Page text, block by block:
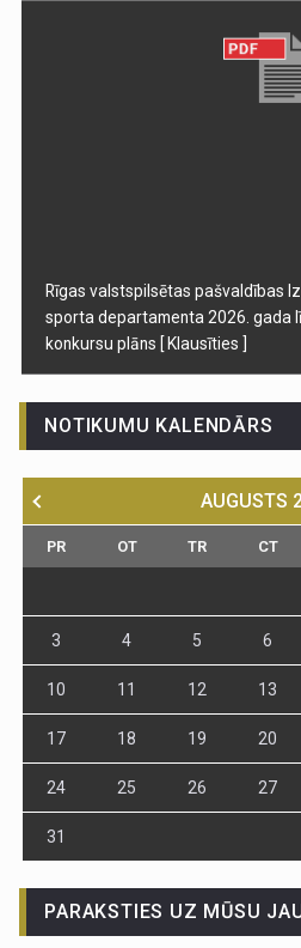
Rīgas valstspilsētas pašvaldības
sporta departamenta 2026. gada
konkursu plāns [ Klausīties ]
NOTIKUMU KALENDĀRS
AUGUSTS
PR OT TR CT
3 4 5 6
10 11 12 13
17 18 19 20
24 25 26 27
31
PARAKSTIES UZ MŪSU